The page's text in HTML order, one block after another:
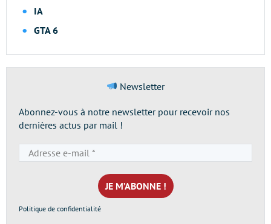
IA
GTA 6
Newsletter
Abonnez-vous à notre newsletter pour recevoir nos
dernières actus par mail !
e-
mail
*
Politique de confidentialité